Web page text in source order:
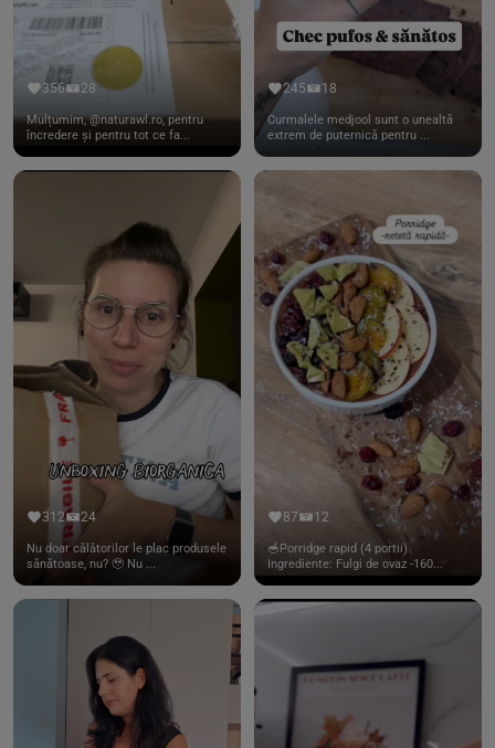
356 28
Mulțumim, @naturawl.ro, pentru
încredere și pentru tot ce fa...
245 18
Curmalele medjool sunt o unealtă
extrem de puternică pentru ...
312 24
Nu doar călătorilor le plac produsele
sănătoase, nu? 🥹 Nu ...
87 12
🥣Porridge rapid (4 portii)
Ingrediente: Fulgi de ovaz -160...